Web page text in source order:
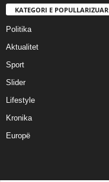
KATEGORI E POPULLARIZUAR
Politika
Aktualitet
Sport
Slider
Lifestyle
Kronika
Europë